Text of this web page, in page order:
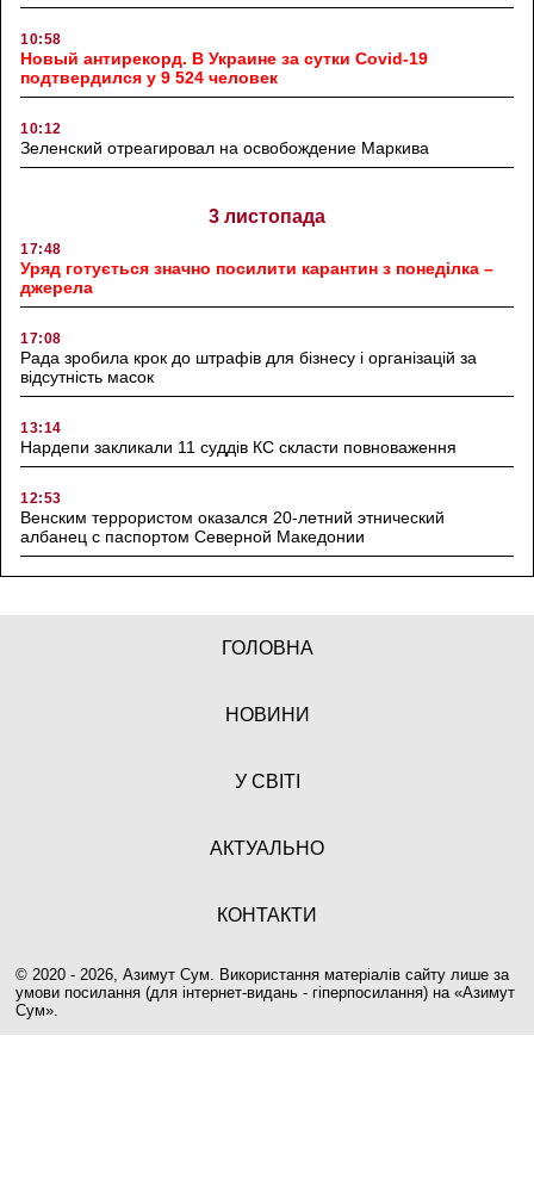
10:58
Новый антирекорд. В Украине за сутки Covid-19
подтвердился у 9 524 человек
10:12
Зеленский отреагировал на освобождение Маркива
3 листопада
17:48
Уряд готується значно посилити карантин з понеділка –
джерела
17:08
Рада зробила крок до штрафів для бізнесу і організацій за
відсутність масок
13:14
Нардепи закликали 11 суддів КС скласти повноваження
12:53
Венским террористом оказался 20-летний этнический
албанец с паспортом Северной Македонии
ГОЛОВНА
НОВИНИ
У СВІТІ
АКТУАЛЬНО
КОНТАКТИ
© 2020 - 2026, Азимут Сум. Використання матеріалів сайту лише за
умови посилання (для інтернет-видань - гіперпосилання) на «Азимут
Сум».